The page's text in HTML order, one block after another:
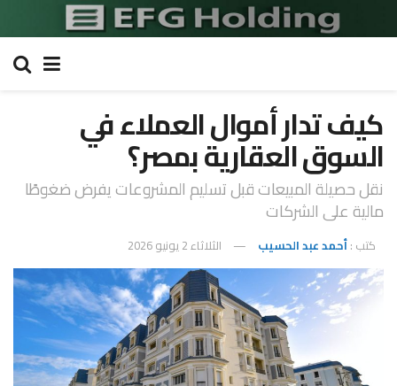
كيف تدار أموال العملاء في
السوق العقارية بمصر؟
نقل حصيلة المبيعات قبل تسليم المشروعات يفرض ضغوطًا
مالية على الشركات
كتب :أحمد عبد الحسيب الثلاثاء 2 يونيو 2026